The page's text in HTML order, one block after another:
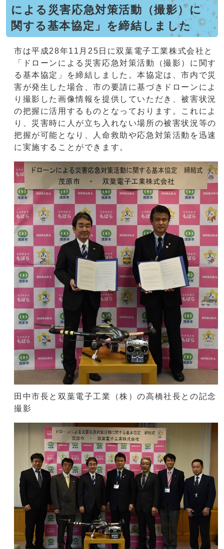
による災害応急対策活動（撮影）に
関する基本協定」を締結しました
市は平成28年11月25日に双葉電子工業株式会社と
「ドローンによる災害応急対策活動（撮影）に関す
る基本協定」を締結しました。本協定は、市内で災
害が発生した場合、市の要請に基づきドローンによ
り撮影した画像情報を提供していただき、被害状況
の把握に活用するものとなっております。これによ
り、災害時に人が立ち入れない場所の被害状況等の
把握が可能となり、人命救助や応急対策活動を迅速
に実施することができます。
田中市長と双葉電子工業（株）の高橋社長との記念
撮影